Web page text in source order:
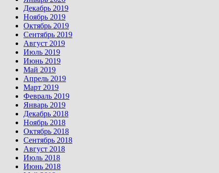
Декабрь 2019
Ноябрь 2019
Октябрь 2019
Сентябрь 2019
Август 2019
Июль 2019
Июнь 2019
Май 2019
Апрель 2019
Март 2019
Февраль 2019
Январь 2019
Декабрь 2018
Ноябрь 2018
Октябрь 2018
Сентябрь 2018
Август 2018
Июль 2018
Июнь 2018